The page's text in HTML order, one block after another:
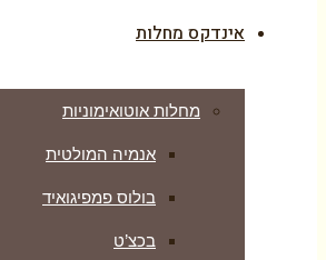
אינדקס מחלות
מחלות אוטואימוניות
אנמיה המולטית
בולוס פמפיגואיד
בכצ’ט